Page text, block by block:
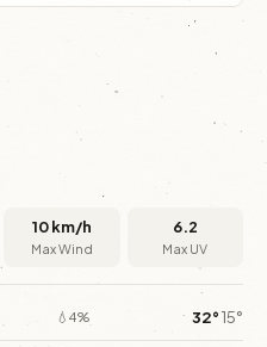
10 km/h
Max Wind
6.2
Max UV
💧4% 32°15°